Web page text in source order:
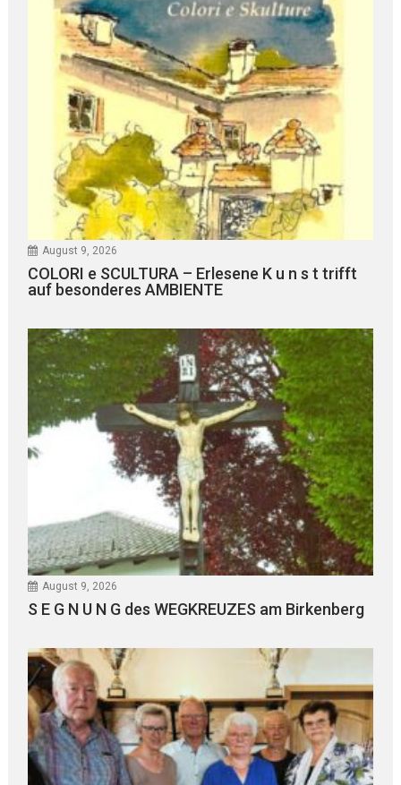
August 9, 2026
COLORI e SCULTURA – Erlesene K u n s t trifft
auf besonderes AMBIENTE
August 9, 2026
S E G N U N G des WEGKREUZES am Birkenberg